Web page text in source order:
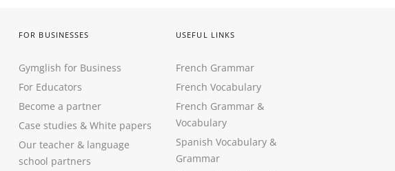
FOR BUSINESSES
Gymglish for Business
For Educators
Become a partner
Case studies & White papers
Our teacher & language
school partners
USEFUL LINKS
French Grammar
French Vocabulary
French Grammar &
Vocabulary
Spanish Vocabulary &
Grammar